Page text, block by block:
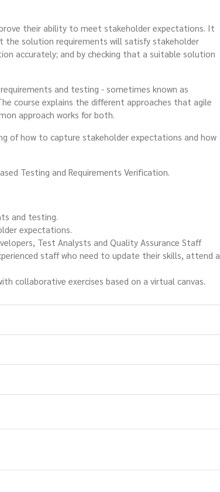
their ability to meet stakeholder expectations. It
the solution requirements will satisfy stakeholder
accurately; and by checking that a suitable solution
and testing - sometimes known as
course explains the different approaches that agile
approach works for both.
of how to capture stakeholder expectations and how
Testing and Requirements Verification.
and testing.
expectations.
Test Analysts and Quality Assurance Staff
staff who need to update their skills, attend a
collaborative exercises based on a virtual canvas.